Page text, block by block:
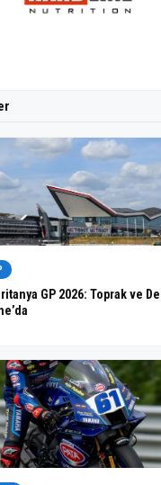
GP 2026: Toprak ve